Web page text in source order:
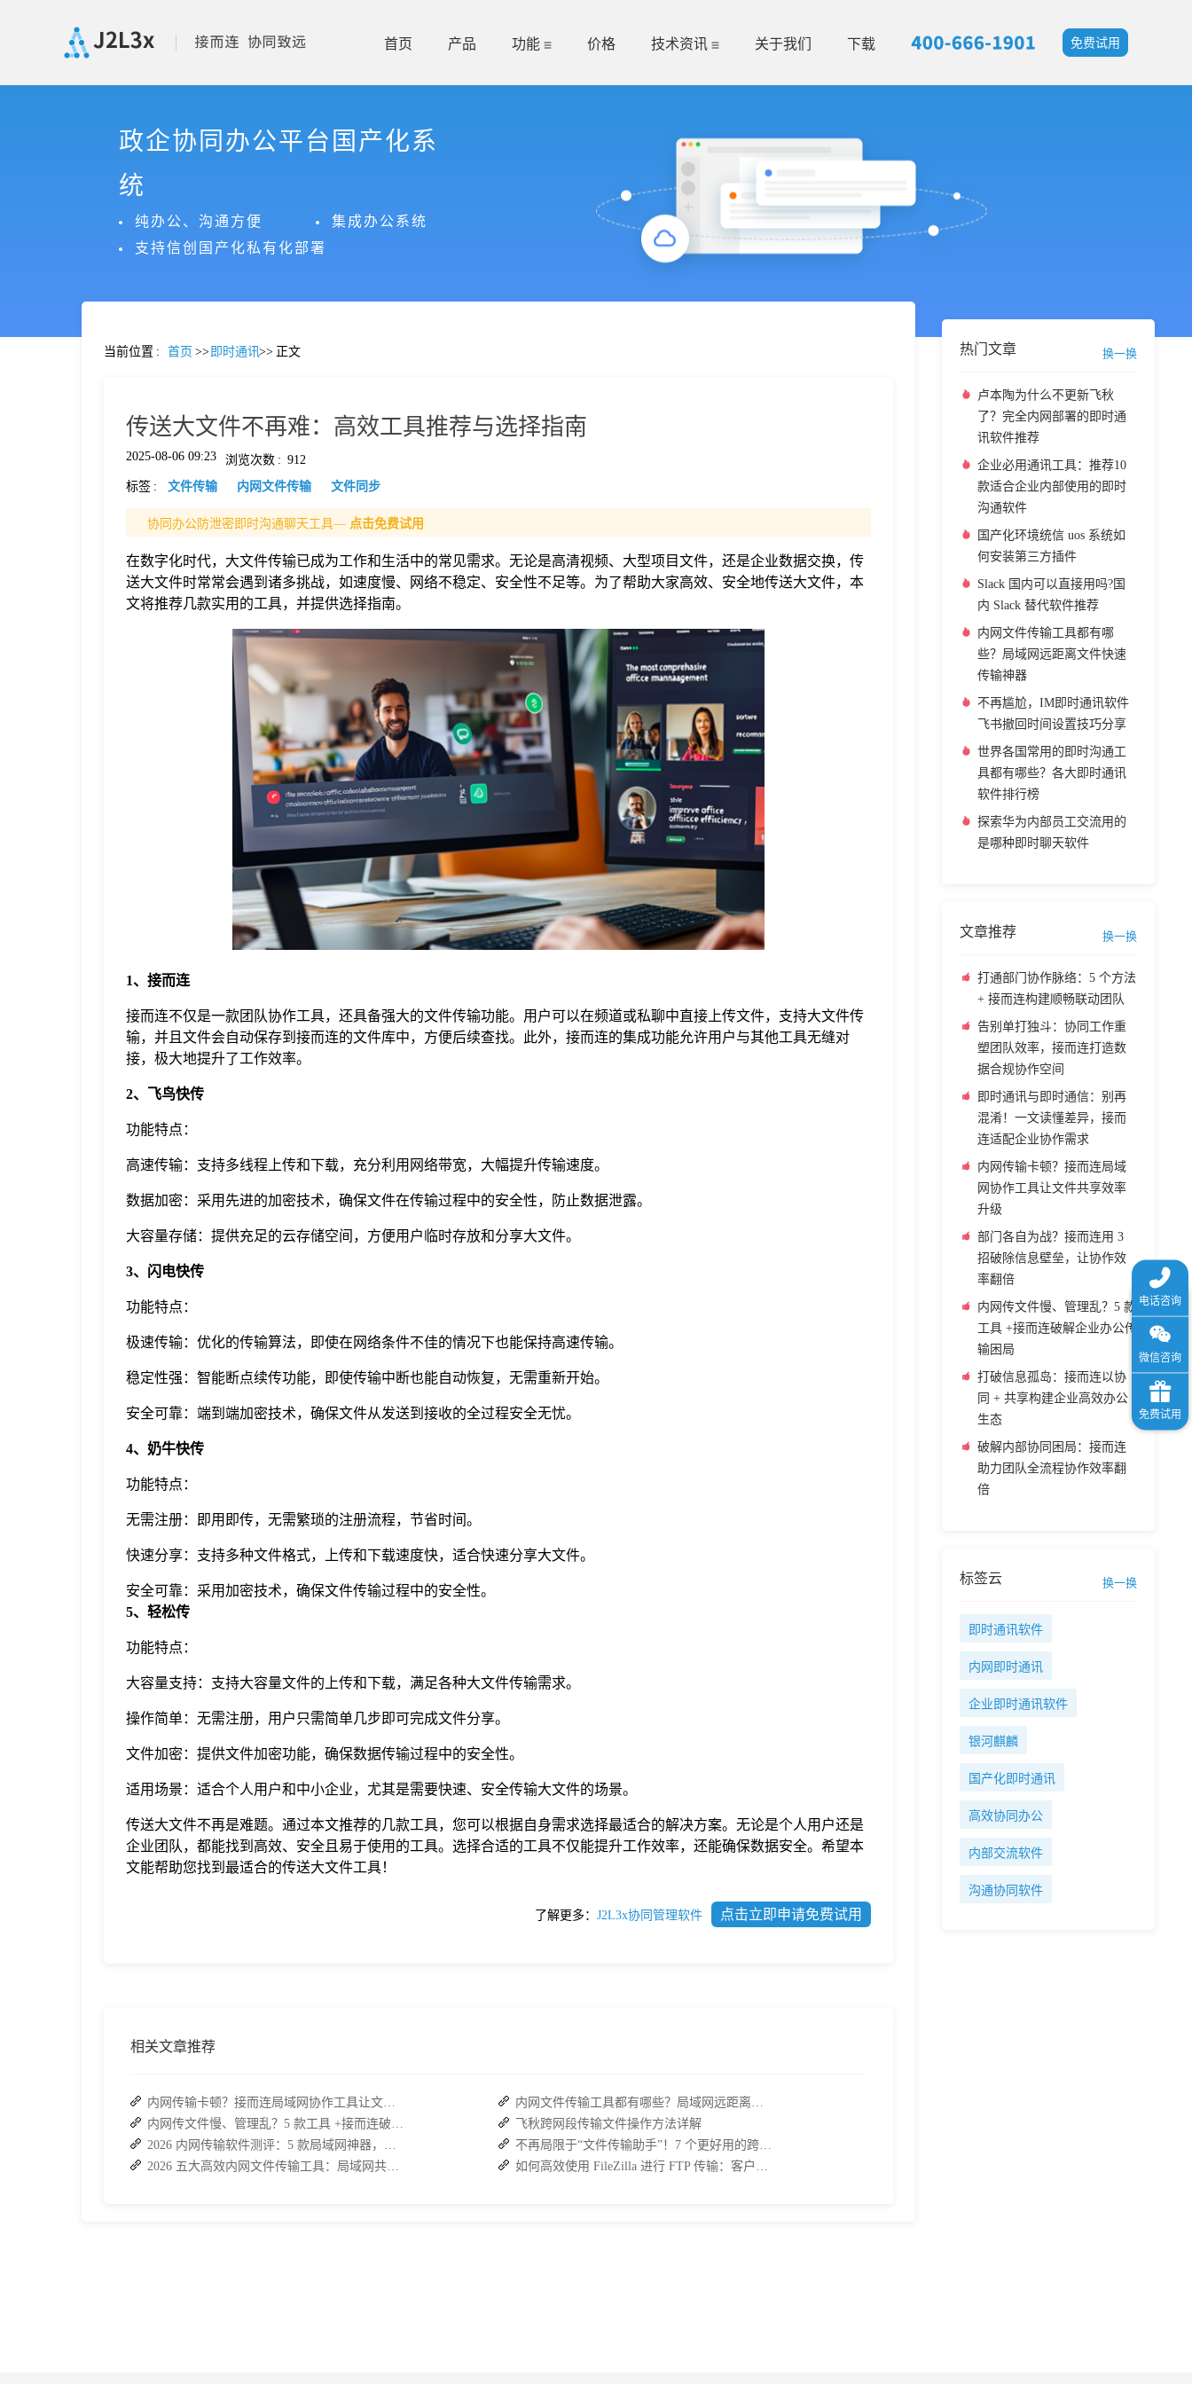
首页 产品 功能 价格 技术资讯 关于我们 下载 免费试用
政企协同办公平台国产化系
统
纯办公、沟通方便
集成办公系统
支持信创国产化私有化部署
当前位置 : 首页 >> 即时通讯>> 正文
传送大文件不再难：高效工具推荐与选择指南
2025-08-06 09:23 浏览次数 : 912
标签 : 文件传输 内网文件传输 文件同步
协同办公防泄密即时沟通聊天工具— 点击免费试用
在数字化时代，大文件传输已成为工作和生活中的常见需求。无论是高清视频、大型项目文件，还是企业数据交换，传
送大文件时常常会遇到诸多挑战，如速度慢、网络不稳定、安全性不足等。为了帮助大家高效、安全地传送大文件，本
文将推荐几款实用的工具，并提供选择指南。
1、接而连
接而连不仅是一款团队协作工具，还具备强大的文件传输功能。用户可以在频道或私聊中直接上传文件，支持大文件传
输，并且文件会自动保存到接而连的文件库中，方便后续查找。此外，接而连的集成功能允许用户与其他工具无缝对
接，极大地提升了工作效率。
2、飞鸟快传
功能特点：
高速传输：支持多线程上传和下载，充分利用网络带宽，大幅提升传输速度。
数据加密：采用先进的加密技术，确保文件在传输过程中的安全性，防止数据泄露。
大容量存储：提供充足的云存储空间，方便用户临时存放和分享大文件。
3、闪电快传
功能特点：
极速传输：优化的传输算法，即使在网络条件不佳的情况下也能保持高速传输。
稳定性强：智能断点续传功能，即使传输中断也能自动恢复，无需重新开始。
安全可靠：端到端加密技术，确保文件从发送到接收的全过程安全无忧。
4、奶牛快传
功能特点：
无需注册：即用即传，无需繁琐的注册流程，节省时间。
快速分享：支持多种文件格式，上传和下载速度快，适合快速分享大文件。
安全可靠：采用加密技术，确保文件传输过程中的安全性。
5、轻松传
功能特点：
大容量支持：支持大容量文件的上传和下载，满足各种大文件传输需求。
操作简单：无需注册，用户只需简单几步即可完成文件分享。
文件加密：提供文件加密功能，确保数据传输过程中的安全性。
适用场景：适合个人用户和中小企业，尤其是需要快速、安全传输大文件的场景。
传送大文件不再是难题。通过本文推荐的几款工具，您可以根据自身需求选择最适合的解决方案。无论是个人用户还是
企业团队，都能找到高效、安全且易于使用的工具。选择合适的工具不仅能提升工作效率，还能确保数据安全。希望本
文能帮助您找到最适合的传送大文件工具！
了解更多： J2L3x协同管理软件 点击立即申请免费试用
相关文章推荐
飞秋跨网段传输文件操作方法详解
热门文章 换一换
卢本陶为什么不更新飞秋
了？完全内网部署的即时通
讯软件推荐
企业必用通讯工具：推荐10
款适合企业内部使用的即时
沟通软件
国产化环境统信 uos 系统如
何安装第三方插件
Slack 国内可以直接用吗?国
内 Slack 替代软件推荐
内网文件传输工具都有哪
些？局域网远距离文件快速
传输神器
不再尴尬，IM即时通讯软件
飞书撤回时间设置技巧分享
世界各国常用的即时沟通工
具都有哪些？各大即时通讯
软件排行榜
探索华为内部员工交流用的
是哪种即时聊天软件
文章推荐 换一换
打通部门协作脉络：5 个方法
+ 接而连构建顺畅联动团队
告别单打独斗：协同工作重
塑团队效率，接而连打造数
据合规协作空间
即时通讯与即时通信：别再
混淆！一文读懂差异，接而
连适配企业协作需求
内网传输卡顿？接而连局域
网协作工具让文件共享效率
升级
部门各自为战？接而连用 3
招破除信息壁垒，让协作效
率翻倍
内网传文件慢、管理乱？5 款
工具 +接而连破解企业办公传
输困局
打破信息孤岛：接而连以协
同 + 共享构建企业高效办公
生态
破解内部协同困局：接而连
助力团队全流程协作效率翻
倍
标签云 换一换
即时通讯软件
内网即时通讯
企业即时通讯软件
银河麒麟
国产化即时通讯
高效协同办公
内部交流软件
沟通协同软件